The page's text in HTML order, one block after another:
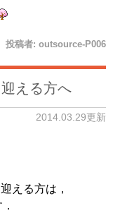
投稿者: outsource-P006
える方へ
2014.03.29更新
える方は，